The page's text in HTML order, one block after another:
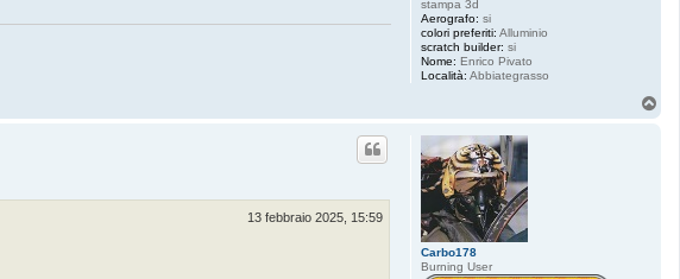
stampa 3d
Aerografo: si
colori preferiti: Alluminio
scratch builder: si
Nome: Enrico Pivato
Località: Abbiategrasso
Carbo178
Burning User
13 febbraio 2025, 15:59